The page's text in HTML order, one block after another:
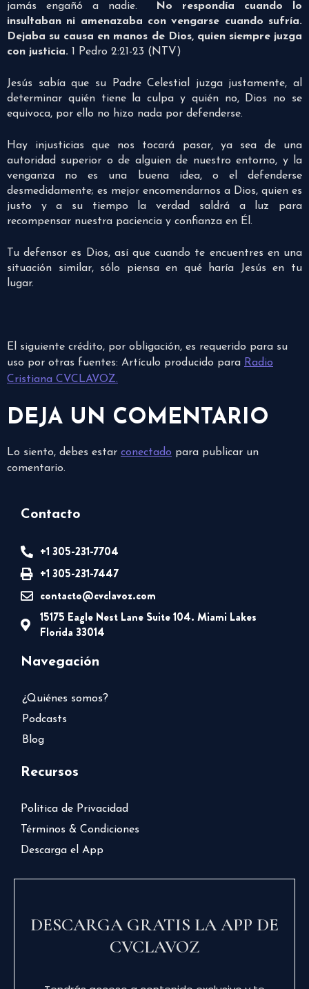
jamás engañó a nadie.
No respondía cuando lo
insultaban ni amenazaba con vengarse cuando sufría.
Dejaba su causa en manos de Dios, quien siempre juzga
con justicia. 1 Pedro 2:21-23 (NTV)
Jesús sabía que su Padre Celestial juzga justamente, al
determinar quién tiene la culpa y quién no, Dios no se
equivoca, por ello no hizo nada por defenderse.
Hay injusticias que nos tocará pasar, ya sea de una
autoridad superior o de alguien de nuestro entorno, y la
venganza no es una buena idea, o el defenderse
desmedidamente; es mejor encomendarnos a Dios, quien es
justo y a su tiempo la verdad saldrá a luz para
recompensar nuestra paciencia y confianza en Él.
Tu defensor es Dios, así que cuando te encuentres en una
situación similar, sólo piensa en qué haría Jesús en tu
lugar.
El siguiente crédito, por obligación, es requerido para su
uso por otras fuentes: Artículo producido para Radio
Cristiana CVCLAVOZ.
DEJA UN COMENTARIO
Lo siento, debes estar conectado para publicar un
comentario.
Contacto
+1 305-231-7704
+1 305-231-7447
contacto@cvclavoz.com
15175 Eagle Nest Lane Suite 104. Miami Lakes
Florida 33014
Navegación
¿Quiénes somos?
Podcasts
Blog
Recursos
Política de Privacidad
Términos & Condiciones
Descarga el App
DESCARGA GRATIS LA APP DE
CVCLAVOZ